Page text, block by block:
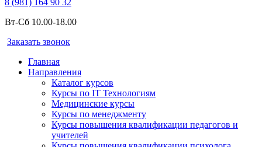
8 (981) 164 90 32
Вт-Сб 10.00-18.00
Заказать звонок
Главная
Направления
Каталог курсов
Курсы по IT Технологиям
Медицинские курсы
Курсы по менеджменту
Курсы повышения квалификации педагогов и
учителей